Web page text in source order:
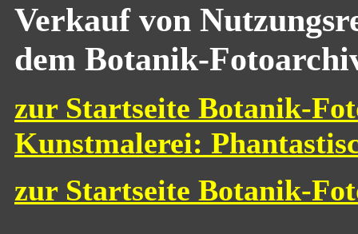
Verkauf von
dem Botanik-
zur Startseite Botanik-
Kunstmalerei:
zur Startseite Botanik-